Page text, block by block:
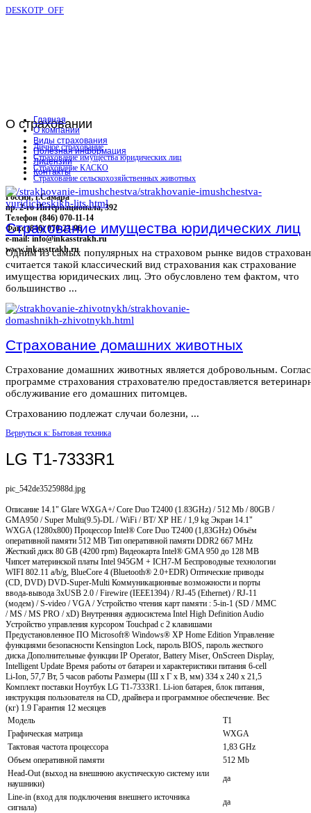
DESKOTP_OFF
О страховании
Личное страхование
Страхование имущества юридических лиц
Страхование КАСКО
Страхование сельскохозяйственных животных
Россия, г.Самара
пр. 2-го Интернационала, 392
Телефон (846) 070-11-14
Факс (846) 070-23-96
e-mail: info@inkasstrakh.ru
www.inkasstrakh.ru
Главная
О компании
Виды страхования
Полезная информация
Лицензии
Контакты
Страхование имущества юридических лиц
Одним из самых популярных на страховом рынке видов
считается такой классический вид страхования как страхование
имущества юридических лиц. Это обусловлено тем фактом, что
большинство ...
Страхование домашних животных
Страхование домашних животных является добровольным.
программе страхования страхователю предоставляется
обслуживание его домашних питомцев.
Страхованию подлежат случаи болезни, ...
Вернуться к: Бытовая техника
LG T1-7333R1
pic_542de3525988d.jpg
Описание 14.1" Glare WXGA+/ Core Duo T2400 (1.83GHz) / 512 Mb / 80GB /
GMA950 / Super Multi(9.5)-DL / WiFi / BT/ XP HE / 1,9 kg Экран 14.1"
WXGA (1280x800) Процессор Intel® Core Duo T2400 (1,83GHz) Объём
оперативной памяти 512 MB Тип оперативной памяти DDR2 667 MHz
Жесткий диск 80 GB (4200 rpm) Видеокарта Intel® GMA 950 до 128 MB
Чипсет материнской платы Intel 945GM + ICH7-M Беспроводные технологии
WIFI 802.11 a/b/g, BlueCore 4 (Bluetooth® 2.0+EDR) Оптические приводы
(CD, DVD) DVD-Super-Multi Коммуникационные возможности и порты
ввода-вывода 3xUSB 2.0 / Firewire (IEEE1394) / RJ-45 (Ethernet) / RJ-11
(модем) / S-video / VGA / Устройство чтения карт памяти : 5-in-1 (SD / MMC
/ MS / MS PRO / xD) Внутренняя аудиосистема Intel High Definition Audio
Устройство управления курсором Touchpad с 2 клавишами
Предустановленное ПО Microsoft® Windows® XP Home Edition Управление
функциями безопасности Kensington Lock, пароль BIOS, пароль жесткого
диска Дополнительные функции IP Operator, Battery Miser, OnScreen Display,
Intelligent Update Время работы от батареи и характеристики питания 6-cell
Li-Ion, 57,7 Вт, 5 часов работы Размеры (Ш х Г х В, мм) 334 х 240 х 21,5
Комплект поставки Ноутбук LG T1-7333R1. Li-ion батарея, блок питания,
инструкция пользователя на CD, драйвера и программное обеспечение. Вес
(кг) 1.9 Гарантия 12 месяцев
Модель
T1
Графическая матрица
WXGA
Тактовая частота процессора
1,83 GHz
Объем оперативной памяти
512 Mb
Head-Out (выход на внешнюю акустическую систему или
наушники)
да
Line-in (вход для подключения внешнего источника
сигнала)
да